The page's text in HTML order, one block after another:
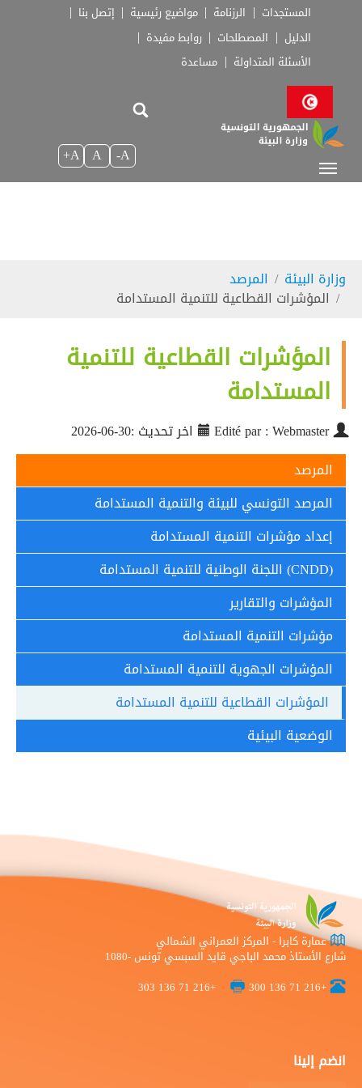
Skip to main navigation
Skip to main content
Skip to page footer
المستجدات الرزنامة مواضيع رئيسية
إتصل بنا
الدليل
المصطلحات
روابط مفيدة
الأسئلة المتداولة
مساعدة
A-
A
A+
You are here:
وزارة البيئة المرصد
المؤشرات القطاعية للتنمية المستدامة
المؤشرات القطاعية للتنمية
المستدامة
Edité par : Webmaster
اخر تحديث :30-06-2026
المرصد
المرصد التونسي للبيئة والتنمية المستدامة
إعداد مؤشرات التنمية المستدامة
(CNDD) اللجنة الوطنية للتنمية المستدامة
المؤشرات والتقارير
مؤشرات التنمية المستدامة
المؤشرات الجهوية للتنمية المستدامة
المؤشرات القطاعية للتنمية المستدامة
الوضعية البيئية
عمارة كابرا - المركز العمراني الشمالي
شارع الأستاذ محمد الباجي قايد السبسي تونس -1080
+216 71 136 300
+216 71 136 303
انضم إلينا